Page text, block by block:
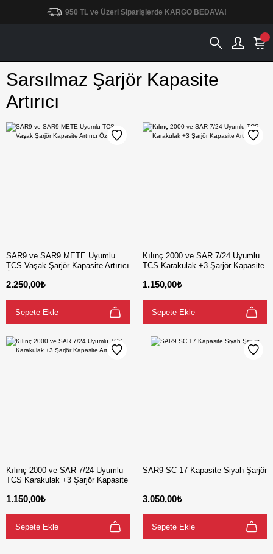
950 TL ve Üzeri Siparişlerde KARGO BEDAVA!
Sarsılmaz Şarjör Kapasite
Artırıcı
SAR9 ve SAR9 METE Uyumlu
TCS Vaşak Şarjör Kapasite Artırıcı
2.250,00₺
Sepete Ekle
Kılınç 2000 ve SAR 7/24 Uyumlu
TCS Karakulak +3 Şarjör Kapasite
1.150,00₺
Sepete Ekle
Kılınç 2000 ve SAR 7/24 Uyumlu
TCS Karakulak +3 Şarjör Kapasite
1.150,00₺
Sepete Ekle
SAR9 SC 17 Kapasite Siyah Şarjör
3.050,00₺
Sepete Ekle